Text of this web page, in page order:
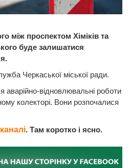
між проспектом Хіміків та
буде залишатися
Черкаської міської ради.
аварійно-відновлювальні роботи
колекторі. Вони розпочалися
. Там коротко і ясно.